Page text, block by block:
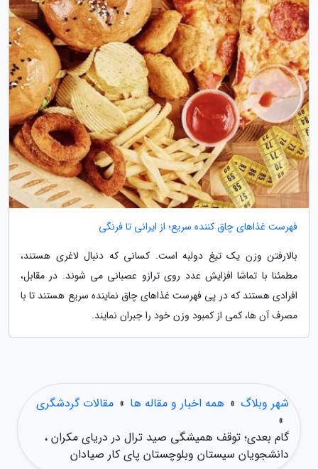
فهرست غذاهای چاق کننده سریع؛ از ایرانی تا فرنگی
بالارفتن وزن یک تیغ دولبه است. کسانی که دنبال لاغری هستند،
مطمئنا با تماشا افزایش عدد روی ترازو عصبانی می شوند. در مقابل،
افرادی هستند که در پی فهرست غذاهای چاق نماینده سریع هستند تا با
مصرف آن ها، کمی از کمبود وزن خود را جبران نمایند.
شهر وبلاگ » همه اخبار و مقاله ها » مقالات گردشگری
»
گام بعدی؛ توقف همیشگی صید ترال در دریای مکران ،
دانشجویان سیستان وبلوچستان پای کار صیادان